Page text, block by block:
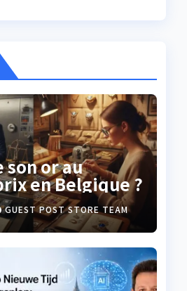
son or au
en Belgique ?
GUEST POST STORE TEAM